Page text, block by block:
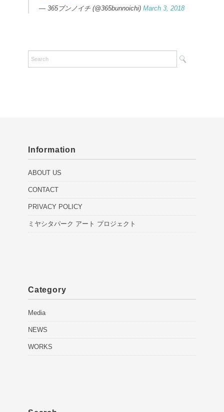
— 365ブンノイチ (@365bunnoichi) March 3, 2018
Information
ABOUT US
CONTACT
PRIVACY POLICY
ミヤシタパーク アート プロジェクト
Category
Media
NEWS
WORKS